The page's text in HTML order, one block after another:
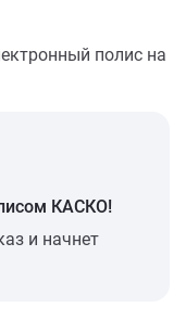
полис на
КАСКО!
и начнет